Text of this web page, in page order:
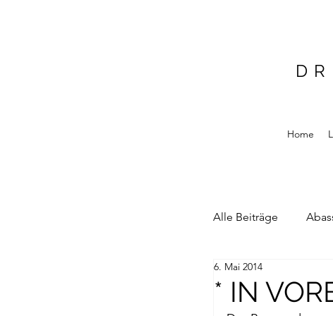
Home
Alle Beiträge
Alain Blottiere
* IN
6. Mai 2014